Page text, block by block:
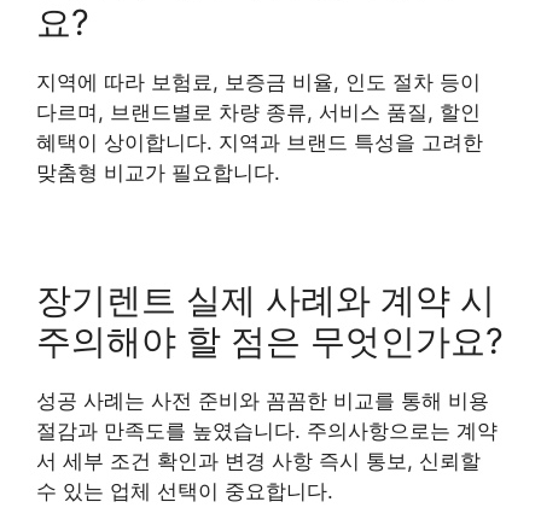
요?
지역에 따라 보험료, 보증금 비율, 인도 절차 등이
다르며, 브랜드별로 차량 종류, 서비스 품질, 할인
혜택이 상이합니다. 지역과 브랜드 특성을 고려한
맞춤형 비교가 필요합니다.
장기렌트 실제 사례와 계약 시
주의해야 할 점은 무엇인가요?
성공 사례는 사전 준비와 꼼꼼한 비교를 통해 비용
절감과 만족도를 높였습니다. 주의사항으로는 계약
서 세부 조건 확인과 변경 사항 즉시 통보, 신뢰할
수 있는 업체 선택이 중요합니다.